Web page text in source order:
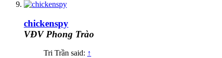
chickenspy
VĐV Phong Trào
Tri Trần said: ↑